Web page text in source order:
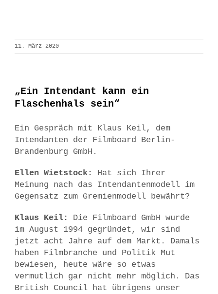
11. März 2020
„Ein Intendant kann ein
Flaschenhals sein“
Ein Gespräch mit Klaus Keil, dem
Intendanten der Filmboard Berlin-
Brandenburg GmbH.
Ellen Wietstock:
Hat sich Ihrer
Meinung nach das Intendantenmodell im
Gegensatz zum Gremienmodell bewährt?
Klaus Keil:
Die Filmboard GmbH wurde
im August 1994 gegründet, wir sind
jetzt acht Jahre auf dem Markt. Damals
haben Filmbranche und Politik Mut
bewiesen, heute wäre so etwas
vermutlich gar nicht mehr möglich. Das
British Council hat übrigens unser